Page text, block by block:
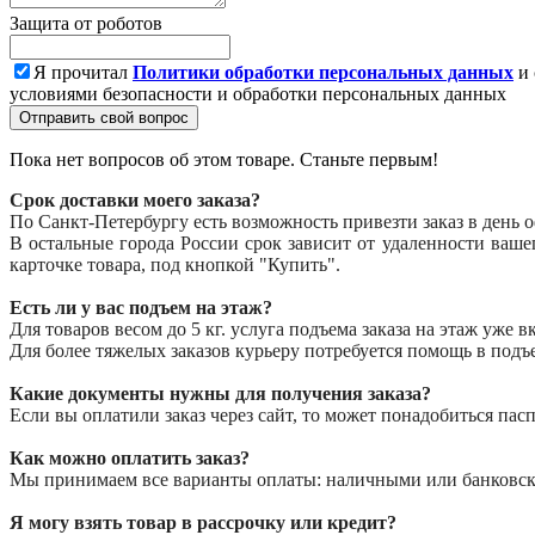
Защита от роботов
Я прочитал Политики обработки персональных данных и
условиями безопасности и обработки персональных данных
Отправить свой вопрос
Пока нет вопросов об этом товаре. Станьте первым!
Срок доставки моего заказа?
По Санкт-Петербургу есть возможность привезти заказ в
В остальные города России срок зависит от удаленности
карточке товара, под кнопкой "Купить".
Есть ли у вас подъем на этаж?
Для товаров весом до 5 кг. услуга подъема заказа на этаж уже
Для более тяжелых заказов курьеру потребуется помощь в
Какие документы нужны для получения заказа?
Если вы оплатили заказ через сайт, то может понадобиться
Как можно оплатить заказ?
Мы принимаем все варианты оплаты: наличными или
Я могу взять товар в рассрочку или кредит?